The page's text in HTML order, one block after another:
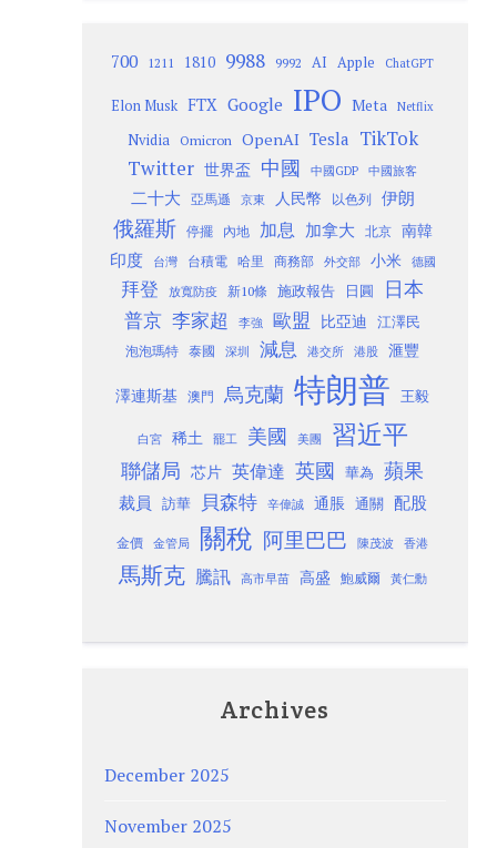
700 1211 1810 9988 9992 AI Apple ChatGPT
Elon Musk FTX Google IPO Meta Netflix
Nvidia Omicron OpenAI Tesla TikTok
Twitter 世界盃 中國 中國GDP 中國旅客
二十大 亞馬遜 京東 人民幣 以色列 伊朗
俄羅斯 停擺 內地 加息 加拿大 北京
南韓
印度
台灣 台積電 哈里 商務部 外交部 小米 德國
拜登 放寬防疫 新10條 施政報告 日圓 日本
普京 李家超 李強 歐盟 比亞迪 江澤民
泡泡瑪特 泰國 深圳 減息 港交所 港股 滙豐
澤連斯基 澳門 烏克蘭 特朗普 王毅
白宮 稀土 罷工 美國 美團 習近平
聯儲局 芯片 英偉達 英國 華為 蘋果
裁員 訪華 貝森特 辛偉誠 通脹 通關 配股
金價 金管局 關稅 阿里巴巴 陳茂波 香港
馬斯克 騰訊 高市早苗 高盛 鮑威爾 黃仁勳
Archives
December 2025
November 2025